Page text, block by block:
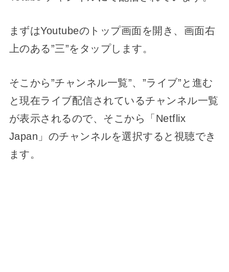
まずはYoutubeのトップ画面を開き、画面右
上のある”三”をタップします。
そこから”チャンネル一覧”、”ライブ”と進む
と現在ライブ配信されているチャンネル一覧
が表示されるので、そこから「Netflix
Japan」のチャンネルを選択すると視聴でき
ます。